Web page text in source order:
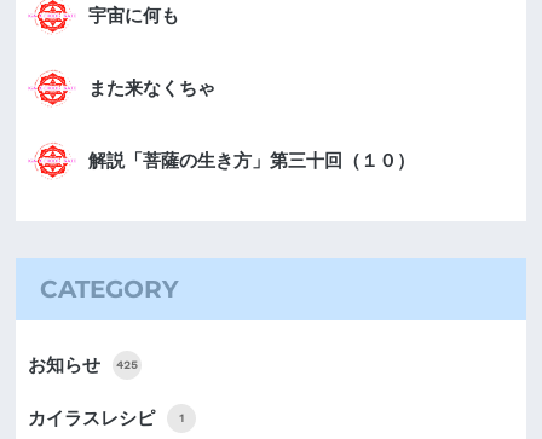
宇宙に何も
また来なくちゃ
解説「菩薩の生き方」第三十回（１０）
CATEGORY
お知らせ 425
カイラスレシピ 1